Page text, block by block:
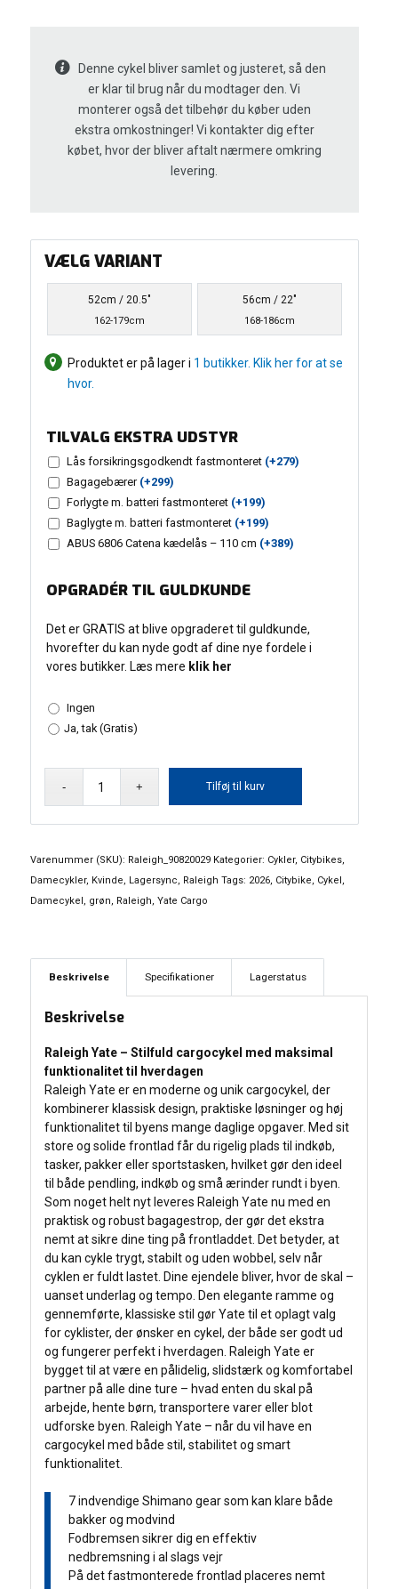
Denne cykel bliver samlet og justeret, så den
er klar til brug når du modtager den. Vi
monterer også det tilbehør du køber uden
ekstra omkostninger! Vi kontakter dig efter
købet, hvor der bliver aftalt nærmere omkring
levering.
VÆLG VARIANT
52cm / 20.5"
162-179cm
56cm / 22"
168-186cm
Produktet er på lager i 1 butikker. Klik her for at se
hvor.
TILVALG EKSTRA UDSTYR
Lås forsikringsgodkendt fastmonteret (+279)
Bagagebærer (+299)
Forlygte m. batteri fastmonteret (+199)
Baglygte m. batteri fastmonteret (+199)
ABUS 6806 Catena kædelås – 110 cm (+389)
OPGRADÉR TIL GULDKUNDE
Det er GRATIS at blive opgraderet til guldkunde,
hvorefter du kan nyde godt af dine nye fordele i
vores butikker. Læs mere klik her
Ingen
Ja, tak (Gratis)
gear
antal
Tilføj til kurv
Varenummer (SKU): Raleigh_90820029 Kategorier: Cykler, Citybikes,
Damecykler, Kvinde, Lagersync, Raleigh Tags: 2026, Citybike, Cykel ,
Damecykel , grøn, Raleigh, Yate Cargo
Beskrivelse Specifikationer Lagerstatus
Beskrivelse
Raleigh Yate – Stilfuld cargocykel med maksimal
funktionalitet til hverdagen
Raleigh Yate er en moderne og unik cargocykel, der
kombinerer klassisk design, praktiske løsninger og høj
funktionalitet til byens mange daglige opgaver. Med sit
store og solide frontlad får du rigelig plads til indkøb,
tasker, pakker eller sportstasken, hvilket gør den ideel
til både pendling, indkøb og små ærinder rundt i byen.
Som noget helt nyt leveres Raleigh Yate nu med en
praktisk og robust bagagestrop, der gør det ekstra
nemt at sikre dine ting på frontladdet. Det betyder, at
du kan cykle trygt, stabilt og uden wobbel, selv når
cyklen er fuldt lastet. Dine ejendele bliver, hvor de skal –
uanset underlag og tempo. Den elegante ramme og
gennemførte, klassiske stil gør Yate til et oplagt valg
for cyklister, der ønsker en cykel, der både ser godt ud
og fungerer perfekt i hverdagen. Raleigh Yate er
bygget til at være en pålidelig, slidstærk og komfortabel
partner på alle dine ture – hvad enten du skal på
arbejde, hente børn, transportere varer eller blot
udforske byen. Raleigh Yate – når du vil have en
cargocykel med både stil, stabilitet og smart
funktionalitet.
7 indvendige Shimano gear som kan klare både
bakker og modvind
Fodbremsen sikrer dig en effektiv
nedbremsning i al slags vejr
På det fastmonterede frontlad placeres nemt